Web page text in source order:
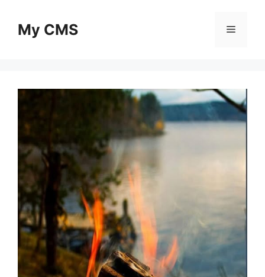
contentMy CMS Menu